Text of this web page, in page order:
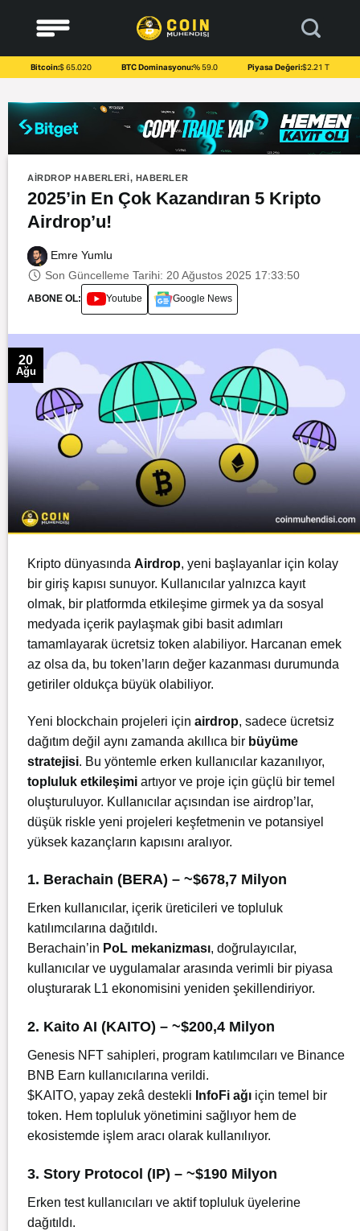
content
Bitcoin:$ 65.020 BTC Dominasyonu:% 59.0 Piyasa Değeri:$2.21 T
AIRDROP HABERLERI, HABERLER
2025’in En Çok Kazandıran 5 Kripto
Airdrop’u!
Emre Yumlu
Son Güncelleme Tarihi: 20 Ağustos 2025 17:33:50
ABONE OL: Youtube Google News
20
Ağu
Kripto dünyasında Airdrop, yeni başlayanlar için kolay
bir giriş kapısı sunuyor. Kullanıcılar yalnızca kayıt
olmak, bir platformda etkileşime girmek ya da sosyal
medyada içerik paylaşmak gibi basit adımları
tamamlayarak ücretsiz token alabiliyor. Harcanan emek
az olsa da, bu token’ların değer kazanması durumunda
getiriler oldukça büyük olabiliyor.
Yeni blockchain projeleri için airdrop, sadece ücretsiz
dağıtım değil aynı zamanda akıllıca bir büyüme
stratejisi. Bu yöntemle erken kullanıcılar kazanılıyor,
topluluk etkileşimi artıyor ve proje için güçlü bir temel
oluşturuluyor. Kullanıcılar açısından ise airdrop’lar,
düşük riskle yeni projeleri keşfetmenin ve potansiyel
yüksek kazançların kapısını aralıyor.
1. Berachain (BERA) – ~$678,7 Milyon
Erken kullanıcılar, içerik üreticileri ve topluluk
katılımcılarına dağıtıldı.
Berachain’in PoL mekanizması, doğrulayıcılar,
kullanıcılar ve uygulamalar arasında verimli bir piyasa
oluşturarak L1 ekonomisini yeniden şekillendiriyor.
2. Kaito AI (KAITO) – ~$200,4 Milyon
Genesis NFT sahipleri, program katılımcıları ve Binance
BNB Earn kullanıcılarına verildi.
$KAITO, yapay zekâ destekli InfoFi ağı için temel bir
token. Hem topluluk yönetimini sağlıyor hem de
ekosistemde işlem aracı olarak kullanılıyor.
3. Story Protocol (IP) – ~$190 Milyon
Erken test kullanıcıları ve aktif topluluk üyelerine
dağıtıldı.